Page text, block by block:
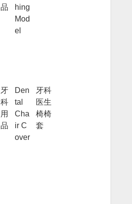
品
hing
Mod
el
牙
科
用
品
Den
tal
Cha
ir C
over
牙科
医生
椅椅
套